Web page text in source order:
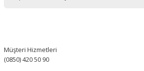
Müşteri Hizmetleri
(0850) 420 50 90